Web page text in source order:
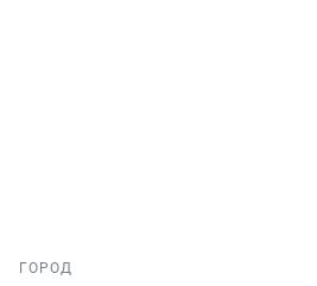
ГОРОД